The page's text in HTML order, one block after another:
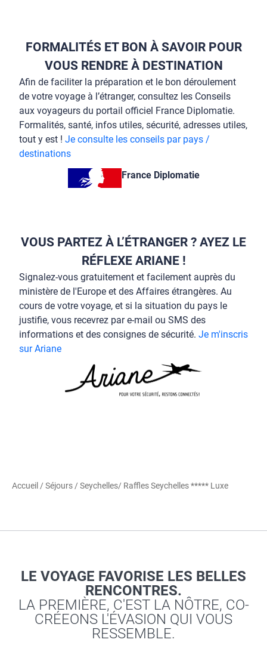
FORMALITÉS ET BON À SAVOIR POUR
VOUS RENDRE À DESTINATION
Afin de faciliter la préparation et le bon déroulement
de votre voyage à l’étranger, consultez les Conseils
aux voyageurs du portail officiel France Diplomatie.
Formalités, santé, infos utiles, sécurité, adresses utiles,
tout y est ! Je consulte les conseils par pays /
destinations
France Diplomatie
VOUS PARTEZ À L’ÉTRANGER ? AYEZ LE
RÉFLEXE ARIANE !
Signalez-vous gratuitement et facilement auprès du
ministère de l'Europe et des Affaires étrangères. Au
cours de votre voyage, et si la situation du pays le
justifie, vous recevrez par e-mail ou SMS des
informations et des consignes de sécurité. Je m'inscris
sur Ariane
Accueil /Séjours /Seychelles/ Raffles Seychelles ***** Luxe
LE VOYAGE FAVORISE LES BELLES
RENCONTRES.
LA PREMIÈRE, C'EST LA NÔTRE, CO-
CRÉEONS L'ÉVASION QUI VOUS
RESSEMBLE.